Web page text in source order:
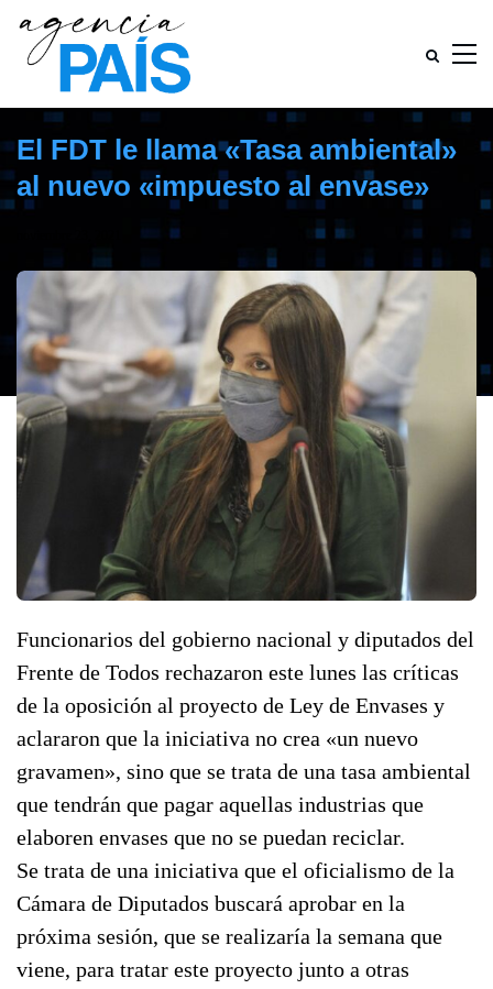
El FDT le llama «Tasa ambiental»
al nuevo «impuesto al envase»
Funcionarios del gobierno nacional y diputados del
Frente de Todos rechazaron este lunes las críticas
de la oposición al proyecto de Ley de Envases y
aclararon que la iniciativa no crea «un nuevo
gravamen», sino que se trata de una tasa ambiental
que tendrán que pagar aquellas industrias que
elaboren envases que no se puedan reciclar.
Se trata de una iniciativa que el oficialismo de la
Cámara de Diputados buscará aprobar en la
próxima sesión, que se realizaría la semana que
viene, para tratar este proyecto junto a otras